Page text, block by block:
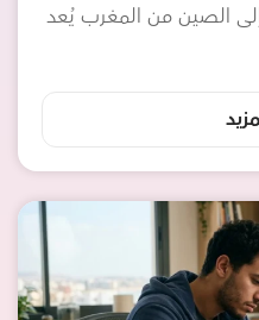
الصين من المغرب يُعد